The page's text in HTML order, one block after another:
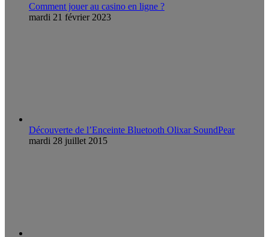
Comment jouer au casino en ligne ?
mardi 21 février 2023
Découverte de l’Enceinte Bluetooth Olixar SoundPear
mardi 28 juillet 2015